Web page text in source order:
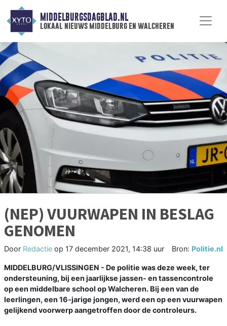
MIDDELBURGSDAGBLAD.NL
lokaal nieuws middelburg en walcheren
(NEP) VUURWAPEN IN BESLAG
GENOMEN
Door Redactie op 17 december 2021, 14:38 uur Bron: Politie.nl
MIDDELBURG/VLISSINGEN - De politie was deze week, ter
ondersteuning, bij een jaarlijkse jassen- en tassencontrole
op een middelbare school op Walcheren. Bij een van de
leerlingen, een 16-jarige jongen, werd een op een vuurwapen
gelijkend voorwerp aangetroffen door de controleurs.